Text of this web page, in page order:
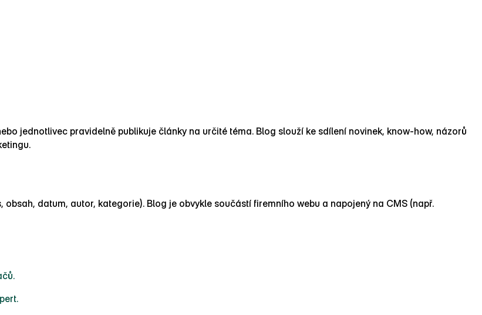
jednotlivec pravidelně publikuje články na určité téma. Blog slouží ke sdílení novinek, know‑how, názorů
obsah, datum, autor, kategorie). Blog je obvykle součástí firemního webu a napojený na CMS (např.